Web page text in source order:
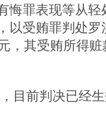
悔罪表现等从
以受贿罪判处
，其受贿所得
目前判决已经